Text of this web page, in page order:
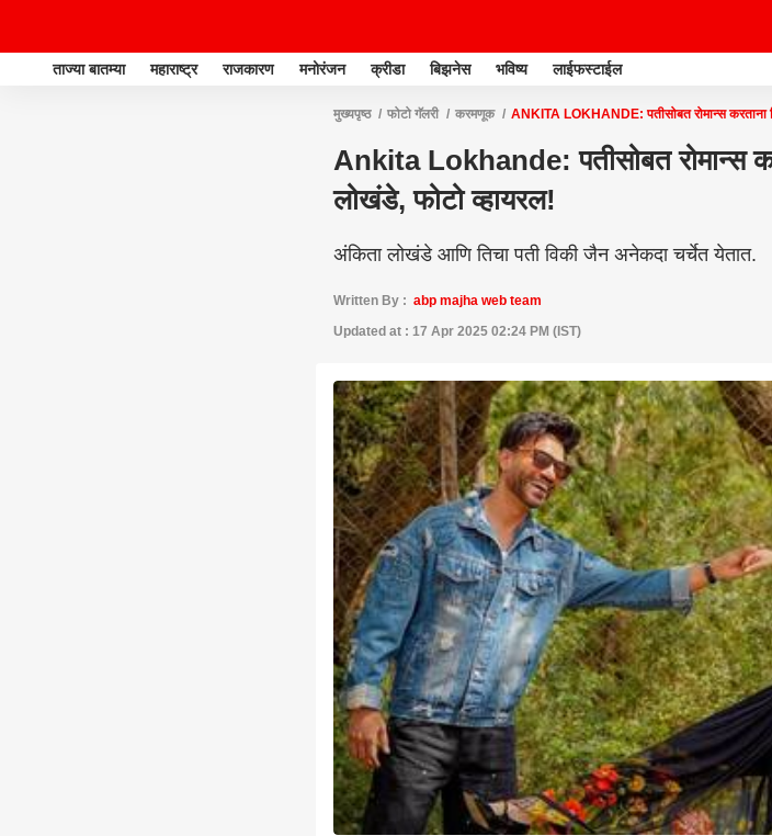
ताज्या बातम्या महाराष्ट्र राजकारण मनोरंजन क्रीडा बिझनेस भविष्य लाईफस्टाईल
मुख्यपृष्ठ फोटो गॅलरी करमणूक ANKITA LOKHANDE: पतीसोबत रोमान्स करताना
Ankita Lokhande: पतीसोबत रोमान्स
लोखंडे, फोटो व्हायरल!
अंकिता लोखंडे आणि तिचा पती विकी जैन अनेकदा चर्चेत येतात.
Written By : abp majha web team
Updated at : 17 Apr 2025 02:24 PM (IST)